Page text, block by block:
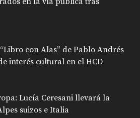
con Alas” de Pablo Andrés
interés cultural en el HCD
Lucía Ceresani llevará la
suizos e Italia